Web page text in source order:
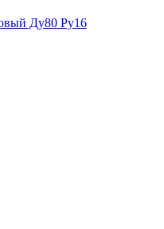
Ду80 Ру16